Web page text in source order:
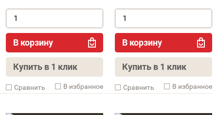
В корзину
Купить в 1 клик
Cравнить В избранное
В корзину
Купить в 1 клик
Cравнить В избранное